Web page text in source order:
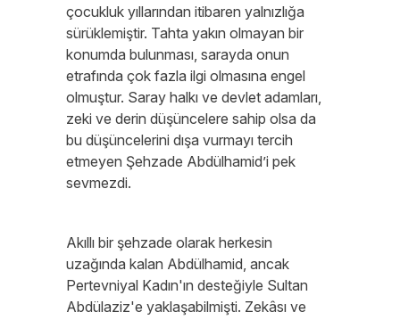
çocukluk yıllarından itibaren yalnızlığa
sürüklemiştir. Tahta yakın olmayan bir
konumda bulunması, sarayda onun
etrafında çok fazla ilgi olmasına engel
olmuştur. Saray halkı ve devlet adamları,
zeki ve derin düşüncelere sahip olsa da
bu düşüncelerini dışa vurmayı tercih
etmeyen Şehzade Abdülhamid’i pek
sevmezdi.
Akıllı bir şehzade olarak herkesin
uzağında kalan Abdülhamid, ancak
Pertevniyal Kadın'ın desteğiyle Sultan
Abdülaziz'e yaklaşabilmişti. Zekâsı ve